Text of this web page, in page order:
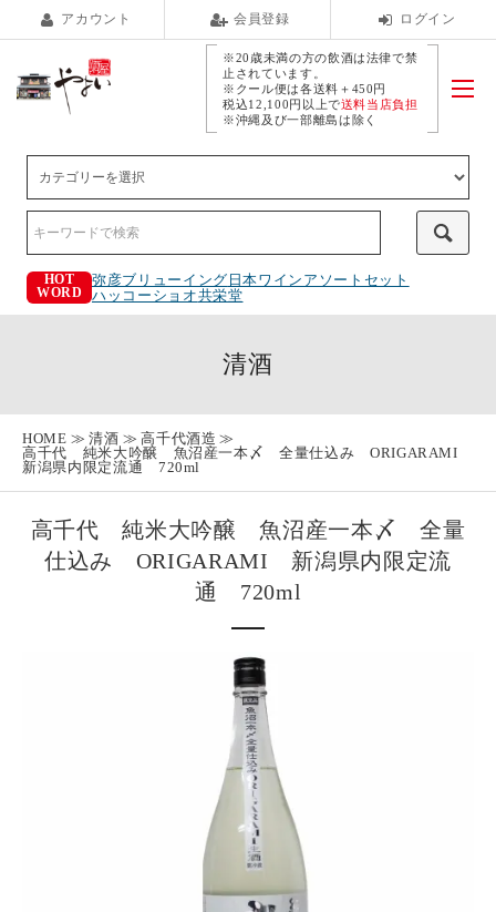
アカウント 会員登録 ログイン
※20歳未満の方の飲酒は法律で禁
止されています。
※クール便は各送料＋450円
税込12,100円以上で送料当店負担
※沖縄及び一部離島は除く
HOT
WORD
弥彦ブリューイング 日本ワインアソートセット
ハッコーショオ共栄堂
清酒
HOME 清酒
高千代酒造
高千代 純米大吟醸 魚沼産一本〆 全量仕込み ORIGARAMI
新潟県内限定流通 720ml
高千代 純米大吟醸 魚沼産一本〆 全量
仕込み ORIGARAMI 新潟県内限定流
通 720ml